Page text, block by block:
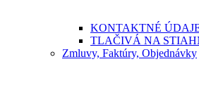
KONTAKTNÉ
TLAČIVÁ NA
Zmluvy, Faktúry, Objednávky